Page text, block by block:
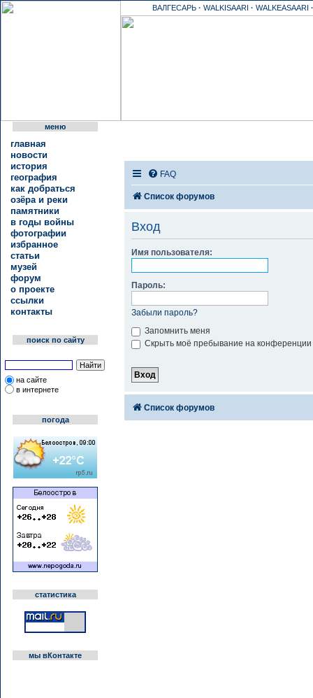
ВАЛГЕСАРЬ · WALKISAARI · WALKEASAARI ·
меню
главная
новости
история
география
как добраться
озёра и реки
памятники
в годы войны
фотографии
избранное
статьи
музей
форум
о проекте
ссылки
контакты
поиск по сайту
на сайте
в интернете
погода
статистика
мы вКонтакте
FAQ
Список форумов
Вход
Имя пользователя:
Пароль:
Забыли пароль?
Запомнить меня
Скрыть моё пребывание на конференции
Список форумов